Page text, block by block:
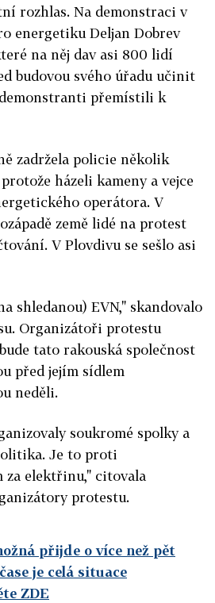
rozhlas. Na demonstraci v
energetiku Deljan Dobrev
na něj dav asi 800 lidí
budovou svého úřadu učinit
přemístili k
zadržela policie několik
házeli kameny a vejce
operátora. V
země lidé na protest
V Plovdivu se sešlo asi
shledanou) EVN," skandovalo
Organizátoři protestu
tato rakouská společnost
před jejím sídlem
neděli.
soukromé spolky a
Je to proti
za elektřinu," citovala
protestu.
přijde o více než pět
je celá situace
ZDE